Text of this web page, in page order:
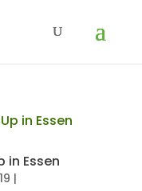
in Essen
|